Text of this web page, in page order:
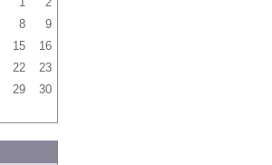
8
9
15
16
22
23
29
30